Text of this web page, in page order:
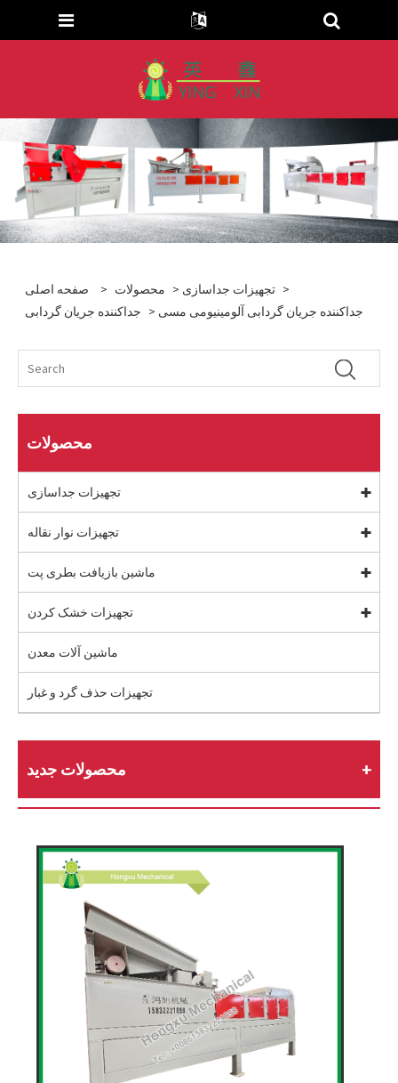
صفحه اصلی > محصولات > تجهیزات جداسازی >
جداکننده جریان گردابی
> جداکننده جریان گردابی آلومینیومی مسی
محصولات
تجهیزات جداسازی
تجهیزات نوار نقاله
ماشین بازیافت بطری پت
تجهیزات خشک کردن
ماشین آلات معدن
تجهیزات حذف گرد و غبار
محصولات جدید